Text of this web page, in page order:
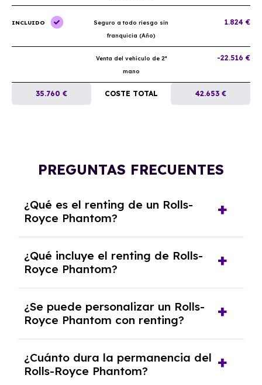
INCLUIDO
Seguro a todo riesgo sin
franquicia (Año)
1.824 €
Venta del vehículo de 2ª
mano
-22.516 €
35.760 € COSTE TOTAL 42.653 €
PREGUNTAS FRECUENTES
¿Qué es el renting de un Rolls-
Royce Phantom?
contrato de alquiler a largo plazo en el que
pagas una cuota mensual fija por el uso del
coche durante un periodo determinado,
generalmente entre 2 y 5 años.
¿Qué incluye el renting de Rolls-
Royce Phantom?
seguro a todo riesgo, mantenimiento,
reparaciones, impuestos, asistencia en
carretera y gestión de la documentación.
¿Se puede personalizar un Rolls-
Royce Phantom con renting?
opciones y equipamiento adicional, siempre y
cuando lo pactes con la empresa de renting.
¿Cuánto dura la permanencia del
Rolls-Royce Phantom?